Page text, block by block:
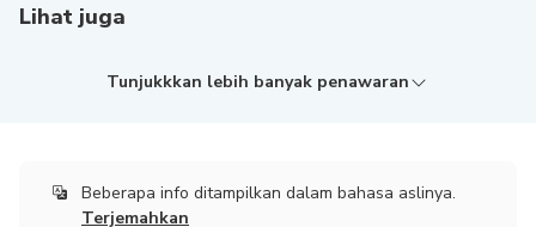
Lihat juga
Tunjukkkan lebih banyak penawaran
Beberapa info ditampilkan dalam bahasa aslinya.
Terjemahkan